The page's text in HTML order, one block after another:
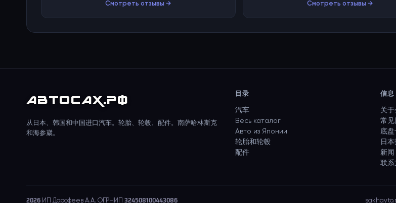
Смотреть отзывы → Смотреть отзывы →
АВТОСАХ.РФ
从日本、韩国和中国进口汽车。轮胎、轮毂、配件。南萨哈林斯克
和海参崴。
目录
汽车
Весь каталог
Авто из Японии
轮胎和轮毂
配件
信息
关于
常见
底盘
日
新闻
联系
2026 ИП Дорофеев А.А. ОГРНИП 324508100443086